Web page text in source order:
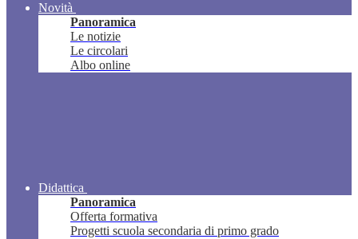
Novità
Panoramica
Le notizie
Le circolari
Albo online
Didattica
Panoramica
Offerta formativa
Progetti scuola secondaria di primo grado